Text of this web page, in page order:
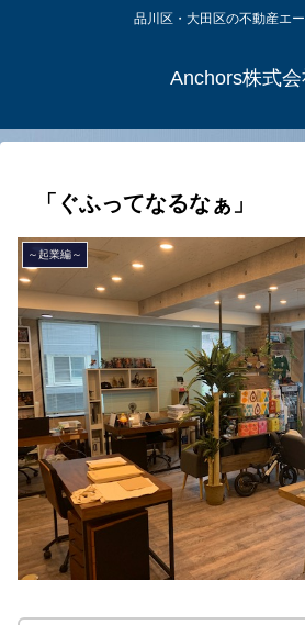
品川区・大田区の不動産エ
Anchors株式会
「ぐふってなるなぁ」
～起業編～